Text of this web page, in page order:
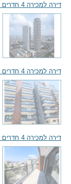
דירה למכירה 4 חדרים 3,570,000₪
דירה למכירה 4 חדרים 3,150,000₪
דירה למכירה 4 חדרים 2,690,000₪